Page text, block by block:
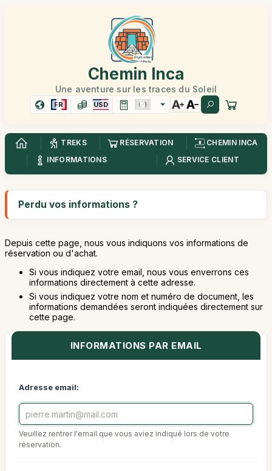
Chemin Inca
Une aventure sur les traces du Soleil
FR USD
TREKS RÉSERVATION
CHEMIN INCA
INFORMATIONS
SERVICE CLIENT
Perdu vos informations ?
Depuis cette page, nous vous indiquons vos informations de
réservation ou d'achat.
Si vous indiquez votre email, nous vous enverrons ces
informations directement à cette adresse.
Si vous indiquez votre nom et numéro de document, les
informations demandées seront indiquées directement sur
cette page.
INFORMATIONS PAR EMAIL
Adresse email:
Veuillez rentrer l'email que vous aviez indiqué lors de votre
réservation.